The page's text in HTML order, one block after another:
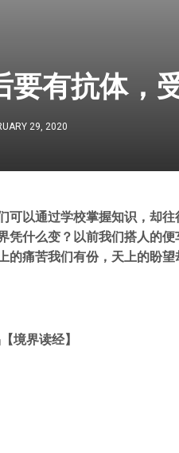
要有抗体，
29, 2020
可以通过学校掌握知识，却
凭什么变？以前我们搭人的
的痛苦我们有份，天上的盼望
境界读经】